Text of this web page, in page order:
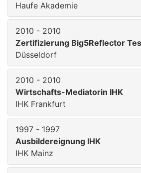
Haufe Akademie
2010 - 2010
Zertifizierung Big5Reflector
Düsseldorf
2010 - 2010
Wirtschafts-Mediatorin IHK
IHK Frankfurt
1997 - 1997
Ausbildereignung IHK
IHK Mainz